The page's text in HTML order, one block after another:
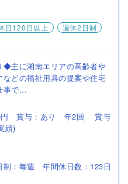
日120日以上
週休2日制
主に湘南エリアの高齢者や
どの福祉用具の提案や住宅
事で...
円 賞与：あり 年2回 賞与
績)
：毎週 年間休日数：123日